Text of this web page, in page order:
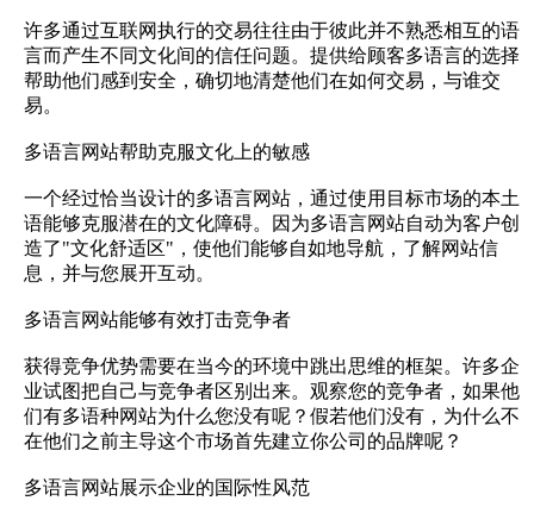
许多通过互联网执行的交易往往由于彼此并不熟悉相互的语
言而产生不同文化间的信任问题。提供给顾客多语言的选择
帮助他们感到安全，确切地清楚他们在如何交易，与谁交
易。
多语言网站帮助克服文化上的敏感
一个经过恰当设计的多语言网站，通过使用目标市场的本土
语能够克服潜在的文化障碍。因为多语言网站自动为客户创
造了"文化舒适区"，使他们能够自如地导航，了解网站信
息，并与您展开互动。
多语言网站能够有效打击竞争者
获得竞争优势需要在当今的环境中跳出思维的框架。许多企
业试图把自己与竞争者区别出来。观察您的竞争者，如果他
们有多语种网站为什么您没有呢？假若他们没有，为什么不
在他们之前主导这个市场首先建立你公司的品牌呢？
多语言网站展示企业的国际性风范